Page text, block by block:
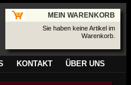
MEIN WARENKORB
Sie haben keine Artikel im
Warenkorb.
KONTAKT ÜBER UNS